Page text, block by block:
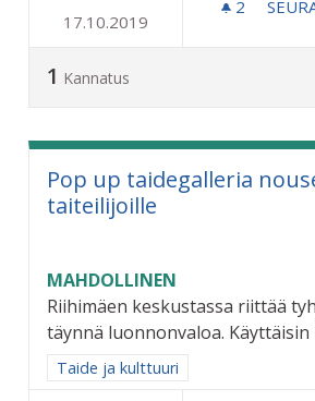
17.10.2019
2 2
1 Kannatus
Pop up taidegalleria
taiteilijoille
MAHDOLLINEN
Riihimäen keskustassa riittää
täynnä luonnonvaloa. Käyttäisin
Rajaa tulokset aihepiirin mukaan:
Taide ja kulttuuri